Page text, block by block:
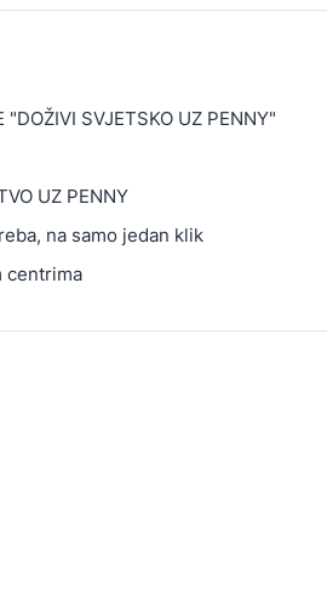
"DOŽIVI SVJETSKO UZ PENNY"
UZ PENNY
na samo jedan klik
centrima